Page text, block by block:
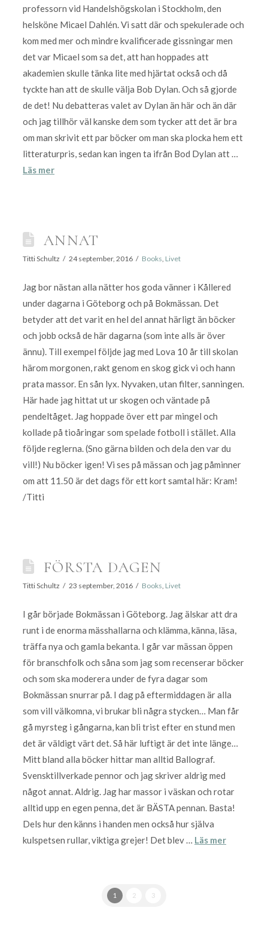
professorn vid Handelshögskolan i Stockholm, den
helsköne Micael Dahlén. Vi satt där och spekulerade och
kom med mer och mindre kvalificerade gissningar men
det var Micael som sa det, att han hoppades att
akademien skulle tänka lite med hjärtat också och då
tyckte han att de skulle välja Bob Dylan. Och så gjorde
de det! Nu debatteras valet av Dylan än här och än där
och jag tillhör väl kanske dem som tycker att det är bra
om man skrivit ett par böcker om man ska plocka hem ett
litteraturpris, sedan kan ingen ta ifrån Bod Dylan att …
Läs mer
ANNAT
Titti Schultz 24 september, 2016 Books, Livet
Jag bor nästan alla nätter hos goda vänner i Kållered
under dagarna i Göteborg och på Bokmässan. Det
betyder att det varit en hel del annat härligt än böcker
och jobb också de här dagarna (som inte alls är över
ännu). Till exempel följde jag med Lova 10 år till skolan
härom morgonen, rakt genom en skog gick vi och hann
prata massor. En sån lyx. Nyvaken, utan filter, sanningen.
Här hade jag hittat ut ur skogen och väntade på
pendeltåget. Jag hoppade över ett par mingel och
kollade på tioåringar som spelade fotboll i stället. Alla
följde reglerna. (Sno gärna bilden och dela den var du
vill!) Nu böcker igen! Vi ses på mässan och jag påminner
om att 11.50 är det dags för ett kort samtal här: Kram!
/Titti
FÖRSTA DAGEN
Titti Schultz 23 september, 2016 Books, Livet
I går började Bokmässan i Göteborg. Jag älskar att dra
runt i de enorma mässhallarna och klämma, känna, läsa,
träffa nya och gamla bekanta. I går var mässan öppen
för branschfolk och såna som jag som recenserar böcker
och som ska moderera under de fyra dagar som
Bokmässan snurrar på. I dag på eftermiddagen är alla
som vill välkomna, vi brukar bli några stycken… Man får
gå myrsteg i gångarna, kan bli trist efter en stund men
det är väldigt värt det. Så här luftigt är det inte länge…
Mitt bland alla böcker hittar man alltid Ballograf.
Svensktillverkade pennor och jag skriver aldrig med
något annat. Aldrig. Jag har massor i väskan och rotar
alltid upp en egen penna, det är BÄSTA pennan. Basta!
Dels hur den känns i handen men också hur själva
kulspetsen rullar, viktiga grejer! Det blev … Läs mer
1 2 3